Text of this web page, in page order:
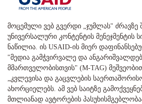
მოცემული ვებ გვერდი „ჯუმლას" ძრავზე
უნივერსალური კონტენტის მენეჯმენტის
ნაწილია. ის USAID-ის მიერ
"მედია გამჭვირვალე და
მმართველობისთვის" (M-TAG)
„კვლევისა და გაცვლების
ახორციელებს. ამ ვებ საიტზე
მთლიანად ავტორების